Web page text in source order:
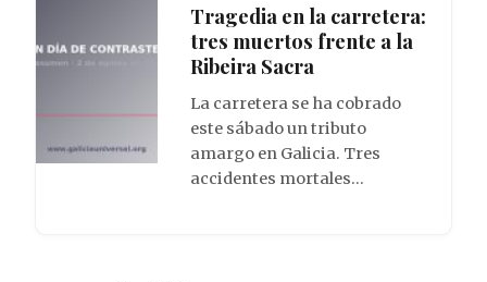
Tragedia en la carretera:
tres muertos frente a la
Ribeira Sacra
La carretera se ha cobrado
este sábado un tributo
amargo en Galicia. Tres
accidentes mortales…